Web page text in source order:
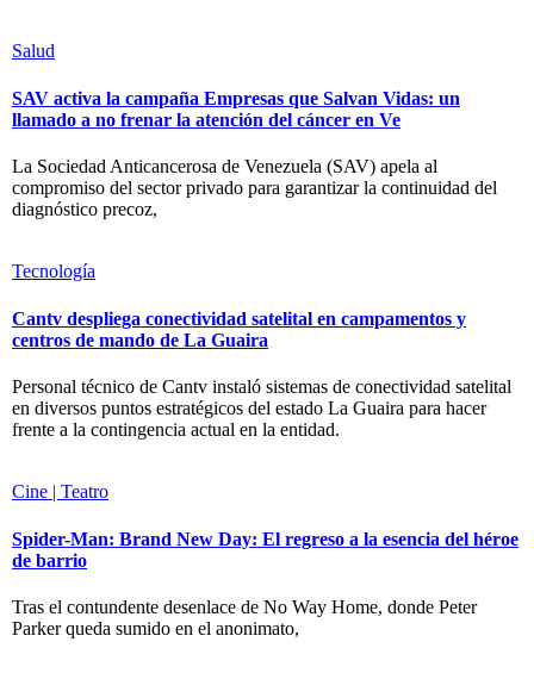
Salud
SAV activa la campaña Empresas que Salvan Vidas: un
llamado a no frenar la atención del cáncer en Ve
La Sociedad Anticancerosa de Venezuela (SAV) apela al
compromiso del sector privado para garantizar la continuidad del
diagnóstico precoz,
Tecnología
Cantv despliega conectividad satelital en campamentos y
centros de mando de La Guaira
Personal técnico de Cantv instaló sistemas de conectividad satelital
en diversos puntos estratégicos del estado La Guaira para hacer
frente a la contingencia actual en la entidad.
Cine | Teatro
Spider-Man: Brand New Day: El regreso a la esencia del héroe
de barrio
Tras el contundente desenlace de No Way Home, donde Peter
Parker queda sumido en el anonimato,